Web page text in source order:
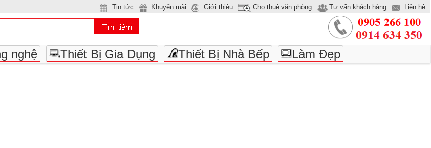
Liên hệ
Tin tức Khuyến mãi Giới thiệu Cho thuê văn phòng Tư vấn khách hàng
nghệ Thiết Bị Gia Dụng Thiết Bị Nhà Bếp Làm Đẹp